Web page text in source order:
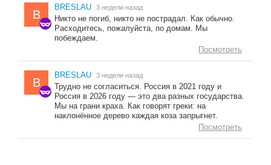
B
BRESLAU 3 недели назад
Никто не погиб, никто не пострадал. Как обычно.
Расходитесь, пожалуйста, по домам. Мы
побеждаем.
Посмотреть
B
BRESLAU 3 недели назад
Трудно не согласиться. Россия в 2021 году и
Россия в 2026 году — это два разных государства.
Мы на грани краха. Как говорят греки: на
наклонённое дерево каждая коза запрыгнет.
Посмотреть